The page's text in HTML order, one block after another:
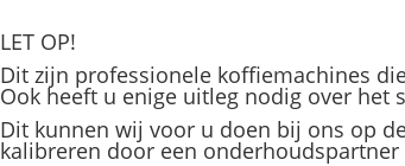
LET OP!
Dit zijn professionele koffiemachines
Ook heeft u enige uitleg nodig over het
Dit kunnen wij voor u doen bij ons op
kalibreren door een